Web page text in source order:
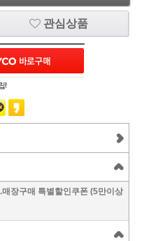
관심상품
!
장구매 특별할인쿠폰 (5만이상